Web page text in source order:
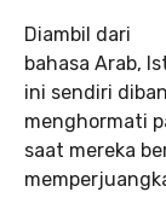
Diambil dari
bahasa Arab,
ini sendiri
menghormati
saat mereka